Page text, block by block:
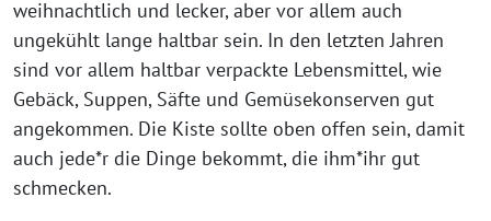
weihnachtlich und lecker, aber vor allem auch
ungekühlt lange haltbar sein. In den letzten Jahren
sind vor allem haltbar verpackte Lebensmittel, wie
Gebäck, Suppen, Säfte und Gemüsekonserven gut
angekommen. Die Kiste sollte oben offen sein, damit
auch jede*r die Dinge bekommt, die ihm*ihr gut
schmecken.